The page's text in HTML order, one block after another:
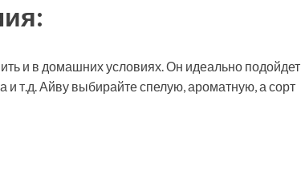
и в домашних условиях. Он идеально подойдет
и т.д. Айву выбирайте спелую, ароматную, а сорт